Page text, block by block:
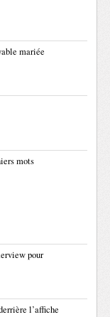
mariée
mots
pour
l’affiche